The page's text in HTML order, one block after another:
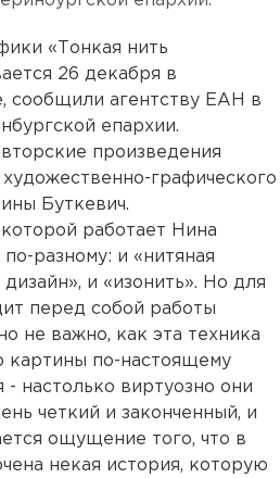
«Тонкая нить
26 декабря в
сообщили агентству ЕАН в
епархии.
произведения
графического
Буткевич.
работает Нина
разному: и «нитяная
и «изонить». Но для
перед собой работы
не важно, как эта техника
картины по-настоящему
настолько виртуозно они
четкий и законченный, и
ощущение того, что в
некая история, которую